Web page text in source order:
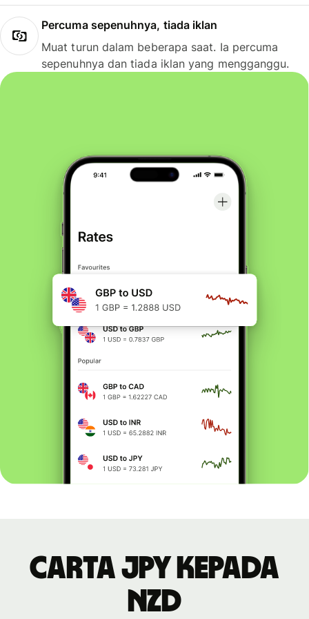
Percuma sepenuhnya, tiada iklan
Muat turun dalam beberapa saat. Ia percuma
sepenuhnya dan tiada iklan yang mengganggu.
Carta JPY kepada
NZD